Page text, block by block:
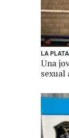
LA PLATA
Una
sexual